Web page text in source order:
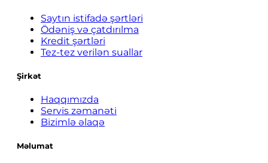
Saytın istifadə şərtləri
Ödəniş və çatdırılma
Kredit şərtləri
Tez-tez verilən suallar
Şirkət
Haqqımızda
Servis zəmanəti
Bizimlə əlaqə
Məlumat